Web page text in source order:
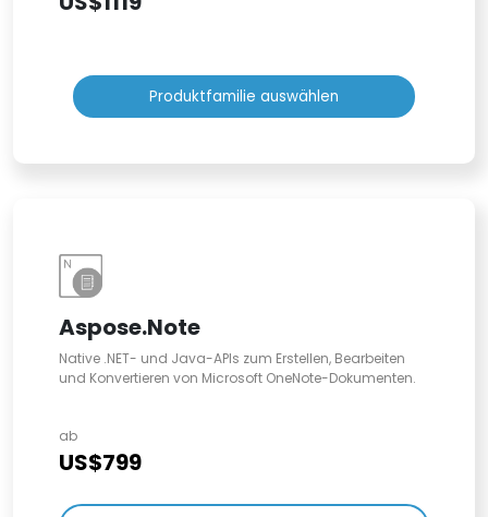
Produktfamilie auswählen
Aspose.Note
Native .NET- und Java-APIs zum Erstellen, Bearbeiten
und Konvertieren von Microsoft OneNote-Dokumenten.
ab
US$799